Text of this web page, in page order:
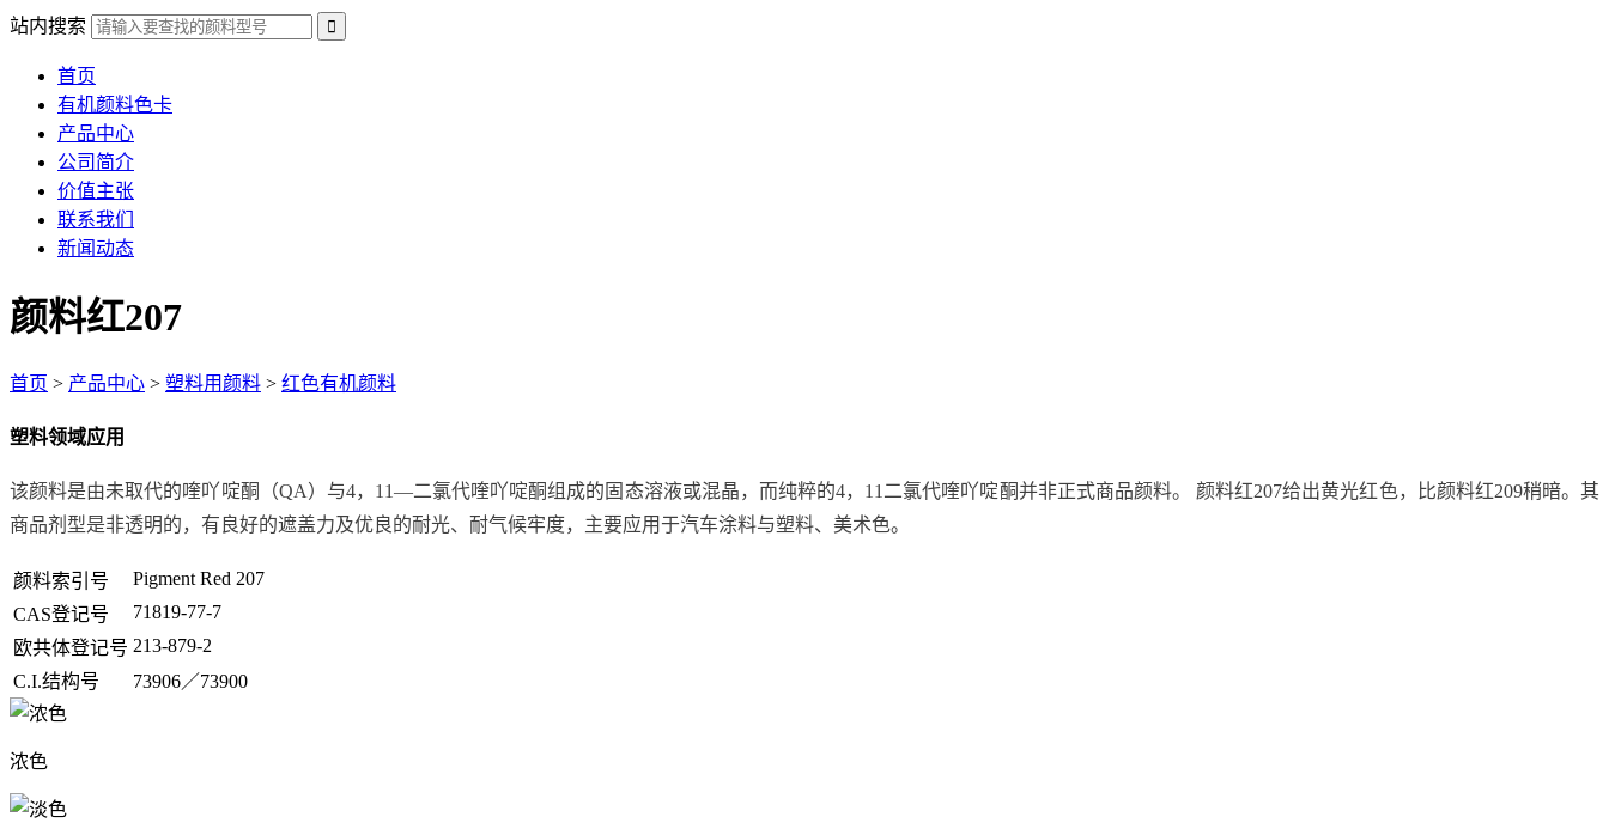
站内搜索
首页
有机颜料色卡
产品中心
公司简介
价值主张
联系我们
新闻动态
颜料红207
首页 > 产品中心 > 塑料用颜料 > 红色有机颜料
塑料领域应用
该颜料是由未取代的喹吖啶酮（QA）与4，11—二氯代喹吖啶酮组成的固态溶液或混晶，而纯粹的4，11二氯代喹吖啶酮并非正式商品颜料。 颜料红207给出黄光红色，比颜料红209稍暗。其
商品剂型是非透明的，有良好的遮盖力及优良的耐光、耐气候牢度，主要应用于汽车涂料与塑料、美术色。
颜料索引号
Pigment Red 207
CAS登记号
71819-77-7
欧共体登记号 213-879-2
C.I.结构号
73906／73900
浓色